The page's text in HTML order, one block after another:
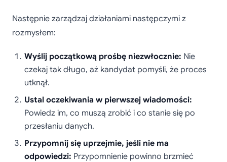
Następnie zarządzaj działaniami następczymi z
rozmysłem:
Wyślij początkową prośbę niezwłocznie: Nie
czekaj tak długo, aż kandydat pomyśli, że proces
utknął.
Ustal oczekiwania w pierwszej wiadomości:
Powiedz im, co muszą zrobić i co stanie się po
przesłaniu danych.
Przypomnij się uprzejmie, jeśli nie ma
odpowiedzi: Przypomnienie powinno brzmieć